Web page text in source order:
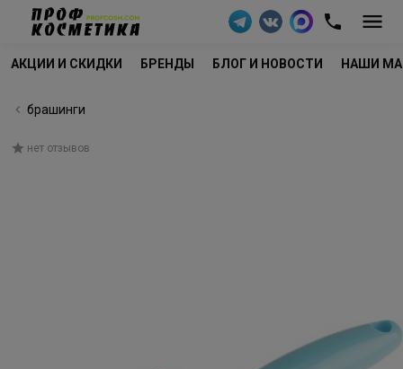
АКЦИИ И СКИДКИ БРЕНДЫ БЛОГ И НОВОСТИ НАШИ
брашинги
нет отзывов